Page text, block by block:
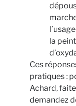
la
Ces
pratiques :
Achard,
demandez